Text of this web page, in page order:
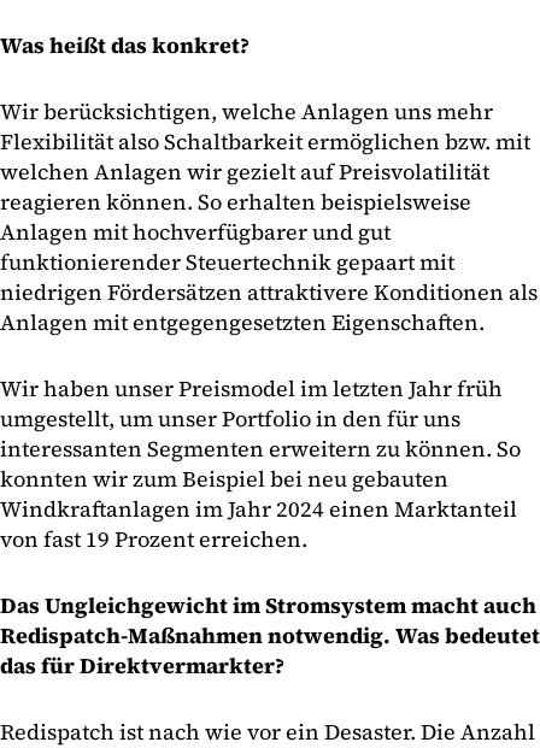
Was heißt das konkret?
Wir berücksichtigen, welche Anlagen uns mehr
Flexibilität also Schaltbarkeit ermöglichen bzw. mit
welchen Anlagen wir gezielt auf Preisvolatilität
reagieren können. So erhalten beispielsweise
Anlagen mit hochverfügbarer und gut
funktionierender Steuertechnik gepaart mit
niedrigen Fördersätzen attraktivere Konditionen als
Anlagen mit entgegengesetzten Eigenschaften.
Wir haben unser Preismodel im letzten Jahr früh
umgestellt, um unser Portfolio in den für uns
interessanten Segmenten erweitern zu können. So
konnten wir zum Beispiel bei neu gebauten
Windkraftanlagen im Jahr 2024 einen Marktanteil
von fast 19 Prozent erreichen.
Das Ungleichgewicht im Stromsystem macht auch
Redispatch-Maßnahmen notwendig. Was bedeutet
das für Direktvermarkter?
Redispatch ist nach wie vor ein Desaster. Die Anzahl